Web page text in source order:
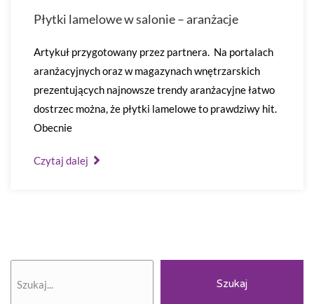
Płytki lamelowe w salonie – aranżacje
Artykuł przygotowany przez partnera. Na portalach
aranżacyjnych oraz w magazynach wnętrzarskich
prezentujących najnowsze trendy aranżacyjne łatwo
dostrzec można, że płytki lamelowe to prawdziwy hit.
Obecnie
Czytaj dalej
Szukaj